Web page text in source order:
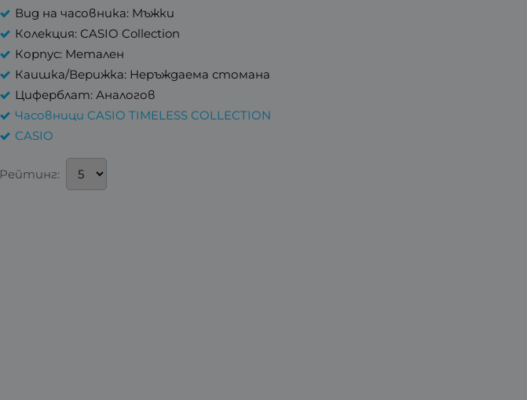
Вид на часовника: Мъжки
Колекция: CASIO Collection
Корпус: Метален
Каишка/Верижка: Неръждаема стомана
Циферблат: Аналогов
Часовници CASIO TIMELESS COLLECTION
CASIO
Рейтинг: